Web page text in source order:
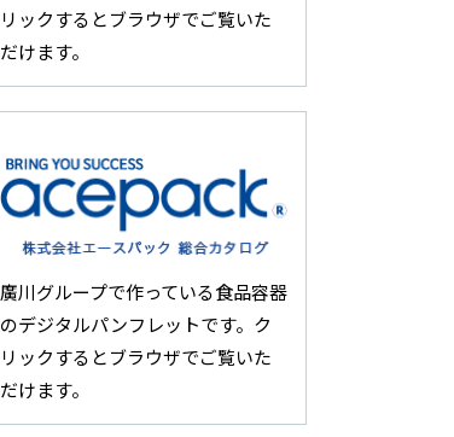
リックするとブラウザでご覧いた
だけます。
廣川グループで作っている食品容器
のデジタルパンフレットです。ク
リックするとブラウザでご覧いた
だけます。